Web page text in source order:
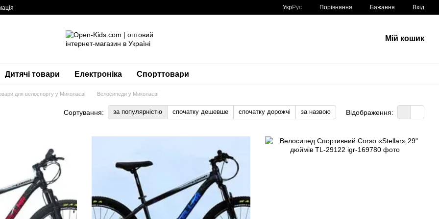
УкрРус Порівняння Бажання Вхід
Мій кошик
Дитячі товари Електроніка Спорттовари
для велоспорту у Миколаєві Велосипеди у Миколаєві
Сортування: за популярністю спочатку дешевше спочатку дорожчі за назвою Відображення: